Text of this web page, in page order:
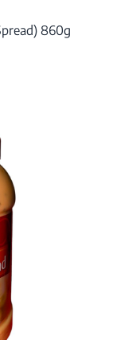
860g